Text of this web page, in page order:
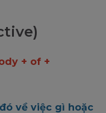
+ of +
về việc gì hoặc